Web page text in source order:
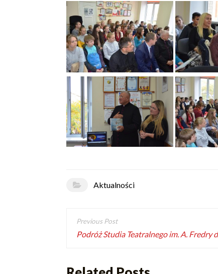
Aktualności
Podróż Studia Teatralnego im. A. Fredry